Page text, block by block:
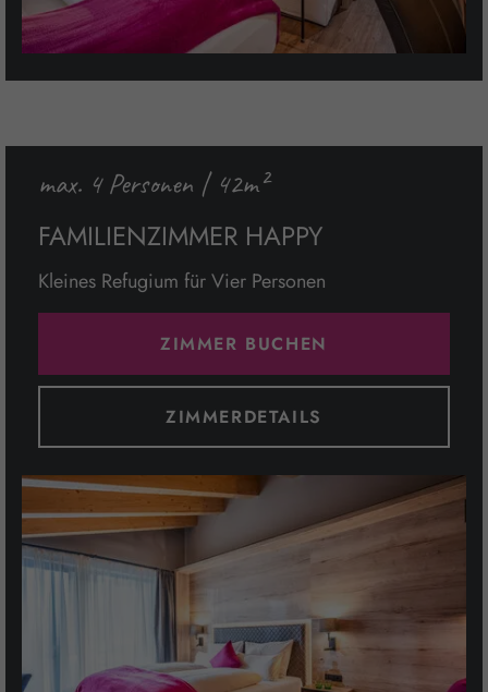
max. 4 Personen | 42m²
FAMILIENZIMMER HAPPY
Kleines Refugium für Vier Personen
ZIMMER BUCHEN
ZIMMERDETAILS